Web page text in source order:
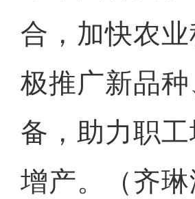
合，加快农
极推广新品
备，助力职
增产。（齐